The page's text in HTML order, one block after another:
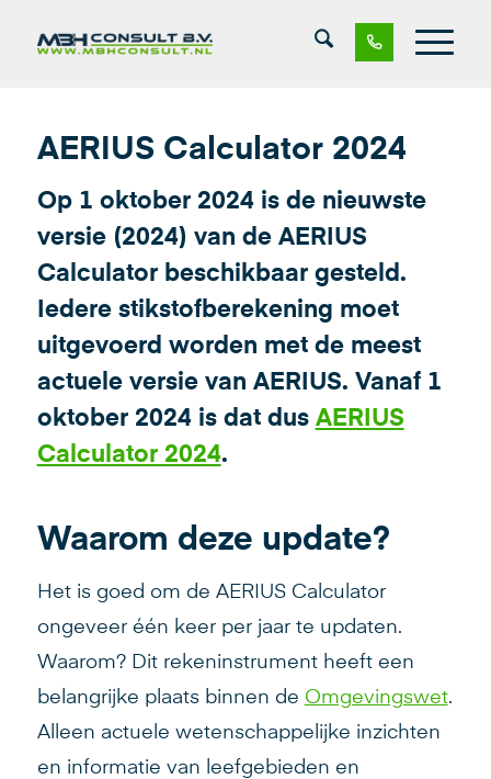
AERIUS Calculator 2024
Op 1 oktober 2024 is de nieuwste
versie (2024) van de AERIUS
Calculator beschikbaar gesteld.
Iedere stikstofberekening moet
uitgevoerd worden met de meest
actuele versie van AERIUS. Vanaf 1
oktober 2024 is dat dus AERIUS
Calculator 2024.
Waarom deze update?
Het is goed om de AERIUS Calculator
ongeveer één keer per jaar te updaten.
Waarom? Dit rekeninstrument heeft een
belangrijke plaats binnen de Omgevingswet.
Alleen actuele wetenschappelijke inzichten
en informatie van leefgebieden en